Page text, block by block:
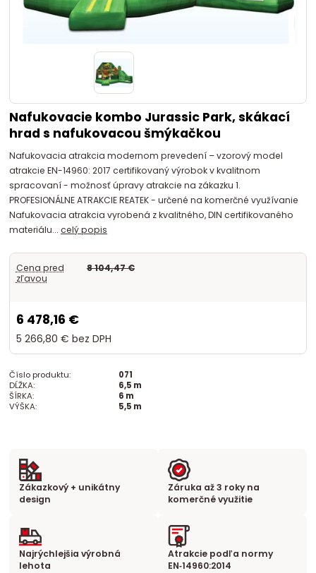
Nafukovacie kombo Jurassic Park, skákací
hrad s nafukovacou šmýkačkou
Nafukovacia atrakcia modernom prevedení – vzorový model
atrakcie EN-14960: 2017 certifikovaný výrobok v kvalitnom
spracovaní - možnosť úpravy atrakcie na zákazku 1.
PROFESIONÁLNE ATRAKCIE REATEK - určené na komerčné využívanie
Nafukovacia atrakcia vyrobená z kvalitného, DIN certifikovaného
materiálu...celý popis
Cena pred
zľavou
8 104,47 €
6 478,16 €
5 266,80 € bez DPH
Číslo produktu:
071
DĹŽKA:
6,5 m
ŠÍRKA:
6 m
VÝŠKA:
5,5 m
Zákazkový + unikátny
design
Záruka až 3 roky na
komerčné využitie
Najrýchlejšia výrobná
lehota
Atrakcie podľa normy
EN‑14960:2014